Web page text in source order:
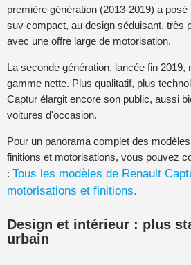
première génération (2013-2019) a
suv compact, au design séduisant, très
avec une offre large de motorisation.
La seconde génération, lancée fin 2019,
gamme nette. Plus qualitatif, plus
Captur élargit encore son public, aussi
voitures d'occasion.
Pour un panorama complet des
finitions et motorisations, vous pouvez
: Tous les modèles de Renault
motorisations et finitions.
Design et intérieur : plus
urbain